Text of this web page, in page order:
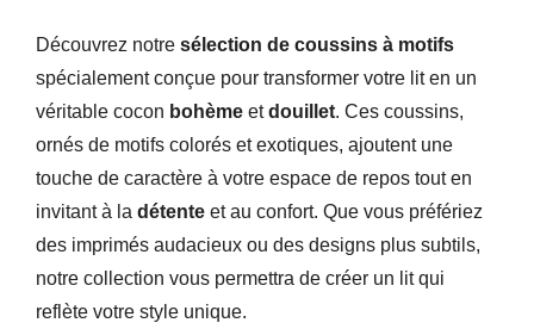
Découvrez notre sélection de coussins à motifs
spécialement conçue pour transformer votre lit en un
véritable cocon bohème etdouillet. Ces coussins,
ornés de motifs colorés et exotiques, ajoutent une
touche de caractère à votre espace de repos tout en
invitant à la détente et au confort. Que vous préfériez
des imprimés audacieux ou des designs plus subtils,
notre collection vous permettra de créer un lit qui
reflète votre style unique.